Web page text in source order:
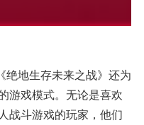
绝地生存未来之战》还为
游戏模式。无论是喜欢
战斗游戏的玩家，他们